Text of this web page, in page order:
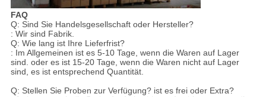
FAQ
Q: Sind Sie Handelsgesellschaft oder Hersteller?
: Wir sind Fabrik.
Q: Wie lang ist Ihre Lieferfrist?
: Im Allgemeinen ist es 5-10 Tage, wenn die Waren auf Lager
sind. oder es ist 15-20 Tage, wenn die Waren nicht auf Lager
sind, es ist entsprechend Quantität.
Q: Stellen Sie Proben zur Verfügung? ist es frei oder Extra?